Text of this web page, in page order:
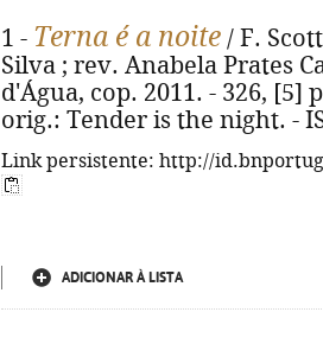
1 - Terna é a noite / F.
Silva ; rev. Anabela Prates
d'Água, cop. 2011. - 326, [5]
orig.: Tender is the night. -
Link persistente: http://
ADICIONAR À LISTA